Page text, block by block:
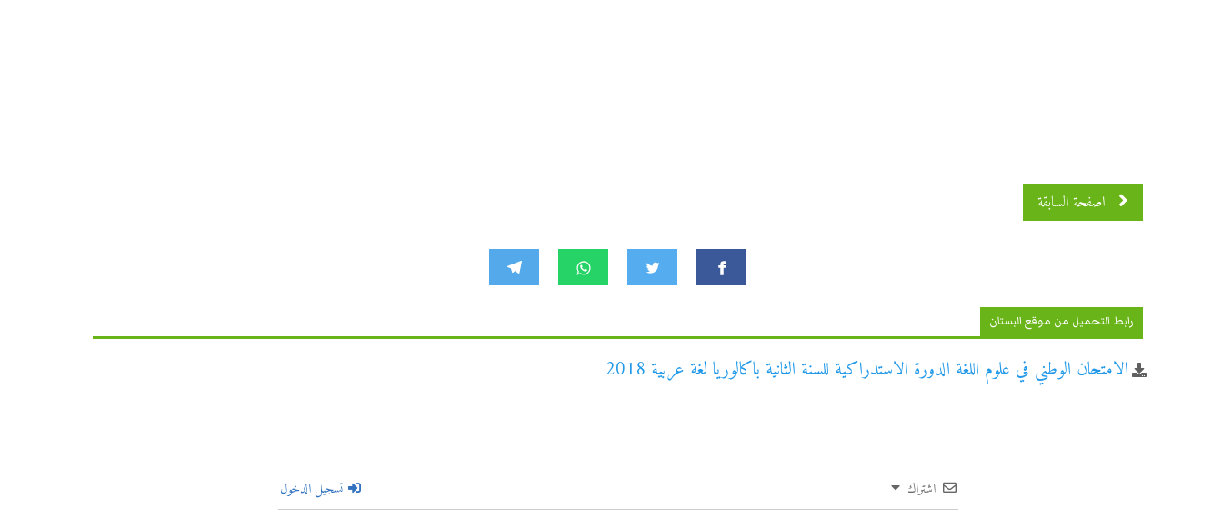
اصفحة السابقة
رابط التحميل من موقع البستان
الامتحان الوطني في علوم اللغة الدورة الاستدراكية للسنة الثانية باكالوريا لغة عربية 2018
اشتراك تسجيل الدخول